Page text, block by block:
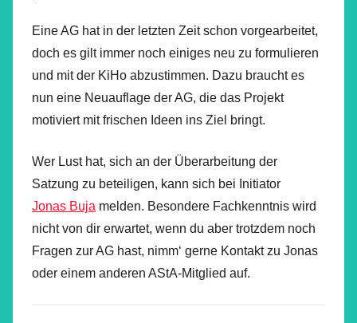
Eine AG hat in der letzten Zeit schon vorgearbeitet,
doch es gilt immer noch einiges neu zu formulieren
und mit der KiHo abzustimmen. Dazu braucht es
nun eine Neuauflage der AG, die das Projekt
motiviert mit frischen Ideen ins Ziel bringt.
Wer Lust hat, sich an der Überarbeitung der
Satzung zu beteiligen, kann sich bei Initiator
Jonas Buja melden. Besondere Fachkenntnis wird
nicht von dir erwartet, wenn du aber trotzdem noch
Fragen zur AG hast, nimm‘ gerne Kontakt zu Jonas
oder einem anderen AStA-Mitglied auf.